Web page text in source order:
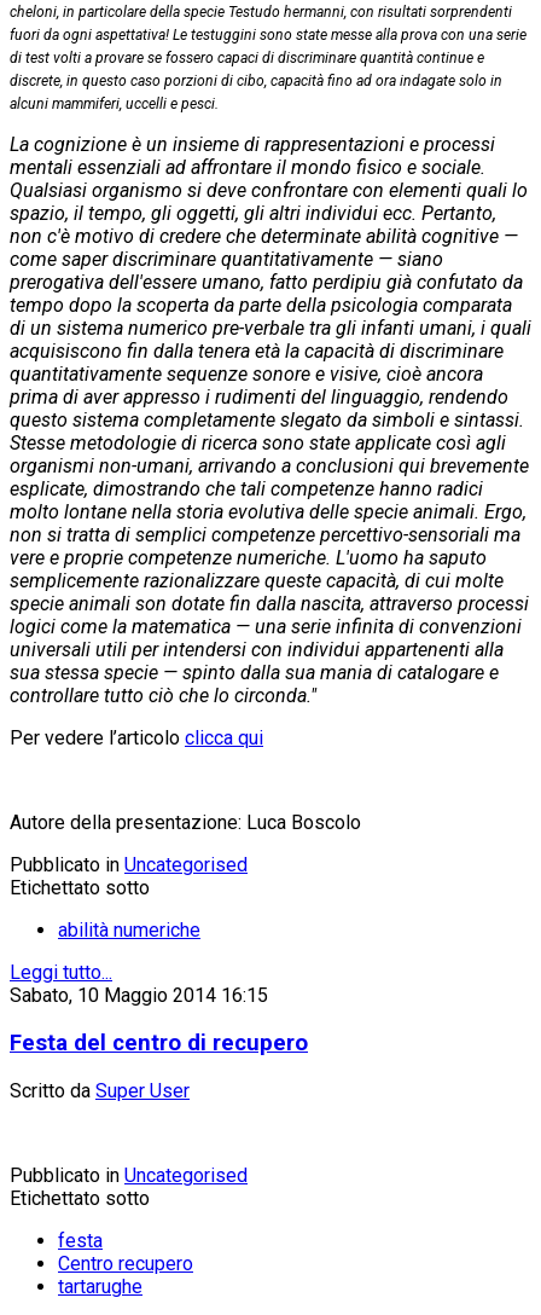
cheloni, in particolare della specie Testudo hermanni, con risultati sorprendenti
fuori da ogni aspettativa! Le testuggini sono state messe alla prova con una serie
di test volti a provare se fossero capaci di discriminare quantità continue e
discrete, in questo caso porzioni di cibo, capacità fino ad ora indagate solo in
alcuni mammiferi, uccelli e pesci.
La cognizione è un insieme di rappresentazioni e processi
mentali essenziali ad affrontare il mondo fisico e sociale.
Qualsiasi organismo si deve confrontare con elementi quali lo
spazio, il tempo, gli oggetti, gli altri individui ecc. Pertanto,
non c'è motivo di credere che determinate abilità cognitive —
come saper discriminare quantitativamente — siano
prerogativa dell'essere umano, fatto perdipiu già confutato da
tempo dopo la scoperta da parte della psicologia comparata
di un sistema numerico pre-verbale tra gli infanti umani, i quali
acquisiscono fin dalla tenera età la capacità di discriminare
quantitativamente sequenze sonore e visive, cioè ancora
prima di aver appresso i rudimenti del linguaggio, rendendo
questo sistema completamente slegato da simboli e sintassi.
Stesse metodologie di ricerca sono state applicate così agli
organismi non-umani, arrivando a conclusioni qui brevemente
esplicate, dimostrando che tali competenze hanno radici
molto lontane nella storia evolutiva delle specie animali. Ergo,
non si tratta di semplici competenze percettivo-sensoriali ma
vere e proprie competenze numeriche. L'uomo ha saputo
semplicemente razionalizzare queste capacità, di cui molte
specie animali son dotate fin dalla nascita, attraverso processi
logici come la matematica — una serie infinita di convenzioni
universali utili per intendersi con individui appartenenti alla
sua stessa specie — spinto dalla sua mania di catalogare e
controllare tutto ciò che lo circonda."
Per vedere l’articolo clicca qui
Autore della presentazione: Luca Boscolo
Pubblicato in Uncategorised
Etichettato sotto
abilità numeriche
Leggi tutto...
Sabato, 10 Maggio 2014 16:15
Festa del centro di recupero
Scritto da Super User
Pubblicato in Uncategorised
Etichettato sotto
festa
Centro recupero
tartarughe